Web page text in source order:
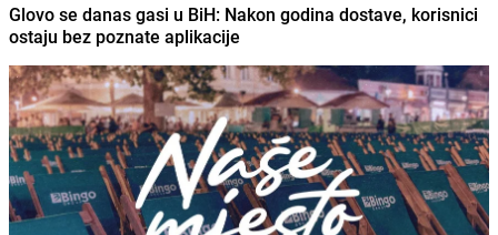
Glovo se danas gasi u BiH: Nakon godina dostave, korisnici
ostaju bez poznate aplikacije